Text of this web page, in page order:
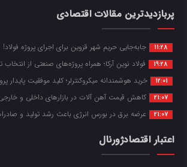
پربازدیدترین مقالات اقتصادی
11:28 جابه‌جایی حریم شهر قزوین برای اجرای پروژه فولاد!
19:28 فولاد نوین آرکا؛ همراه پروژه‌های صنعتی از انتخاب
12:01 خرید هوشمندانه میکروکنترلر؛ کلید موفقیت پایدار
21:07 کاهش قیمت آهن آلات در بازارهای داخلی و خارجی
21:07 عرضه برق در بورس انرژی باعث رشد تولید و
اعتبار اقتصادژورنال